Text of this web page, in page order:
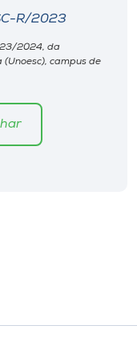
R/2023
2024, da
campus de